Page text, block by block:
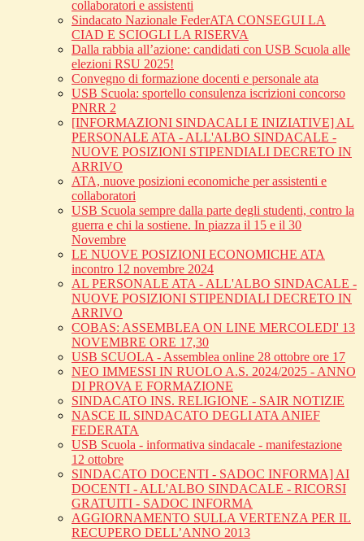
collaboratori e assistenti
Sindacato Nazionale FederATA CONSEGUI LA
CIAD E SCIOGLI LA RISERVA
Dalla rabbia all’azione: candidati con USB Scuola alle
elezioni RSU 2025!
Convegno di formazione docenti e personale ata
USB Scuola: sportello consulenza iscrizioni concorso
PNRR 2
[INFORMAZIONI SINDACALI E INIZIATIVE] AL
PERSONALE ATA - ALL'ALBO SINDACALE -
NUOVE POSIZIONI STIPENDIALI DECRETO IN
ARRIVO
ATA, nuove posizioni economiche per assistenti e
collaboratori
USB Scuola sempre dalla parte degli studenti, contro la
guerra e chi la sostiene. In piazza il 15 e il 30
Novembre
LE NUOVE POSIZIONI ECONOMICHE ATA
incontro 12 novembre 2024
AL PERSONALE ATA - ALL'ALBO SINDACALE -
NUOVE POSIZIONI STIPENDIALI DECRETO IN
ARRIVO
COBAS: ASSEMBLEA ON LINE MERCOLEDI' 13
NOVEMBRE ORE 17,30
USB SCUOLA - Assemblea online 28 ottobre ore 17
NEO IMMESSI IN RUOLO A.S. 2024/2025 - ANNO
DI PROVA E FORMAZIONE
SINDACATO INS. RELIGIONE - SAIR NOTIZIE
NASCE IL SINDACATO DEGLI ATA ANIEF
FEDERATA
USB Scuola - informativa sindacale - manifestazione
12 ottobre
SINDACATO DOCENTI - SADOC INFORMA] AI
DOCENTI - ALL'ALBO SINDACALE - RICORSI
GRATUITI - SADOC INFORMA
AGGIORNAMENTO SULLA VERTENZA PER IL
RECUPERO DELL’ANNO 2013